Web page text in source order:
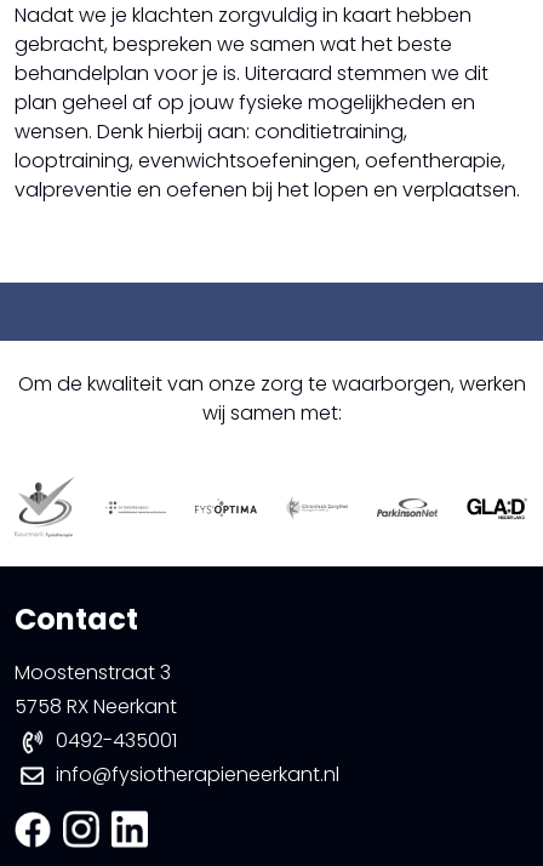
Valpreventie
Nadat we je klachten zorgvuldig in kaart hebben
gebracht, bespreken we samen wat het beste
behandelplan voor je is. Uiteraard stemmen we dit
plan geheel af op jouw fysieke mogelijkheden en
wensen. Denk hierbij aan: conditietraining,
looptraining, evenwichtsoefeningen, oefentherapie,
valpreventie en oefenen bij het lopen en verplaatsen.
Om de kwaliteit van onze zorg te waarborgen, werken
wij samen met:
Contact
Moostenstraat 3
5758 RX Neerkant
0492-435001
info@fysiotherapieneerkant.nl